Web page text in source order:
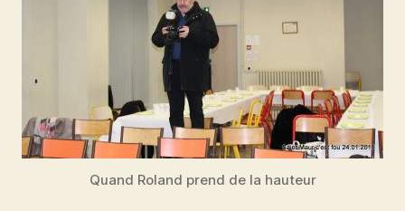
Quand Roland prend de la hauteur